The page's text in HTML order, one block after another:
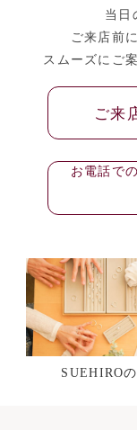
当日
ご来店前
スムーズにご
ご来
お電話で
SUEHIRO